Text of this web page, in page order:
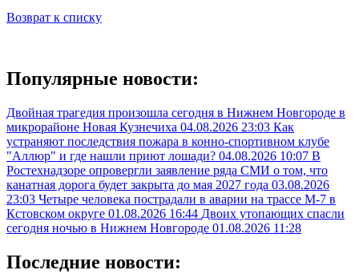
Возврат к списку
Популярные новости:
Двойная трагедия произошла сегодня в Нижнем Новгороде в
микрорайоне Новая Кузнечиха 04.08.2026 23:03 Как
устраняют последствия пожара в конно-спортивном клубе
"Аллюр" и где нашли приют лошади? 04.08.2026 10:07 В
Ростехнадзоре опровергли заявление ряда СМИ о том, что
канатная дорога будет закрыта до мая 2027 года 03.08.2026
23:03 Четыре человека пострадали в аварии на трассе М-7 в
Кстовском округе 01.08.2026 16:44 Двоих утопающих спасли
сегодня ночью в Нижнем Новгороде 01.08.2026 11:28
Последние новости: